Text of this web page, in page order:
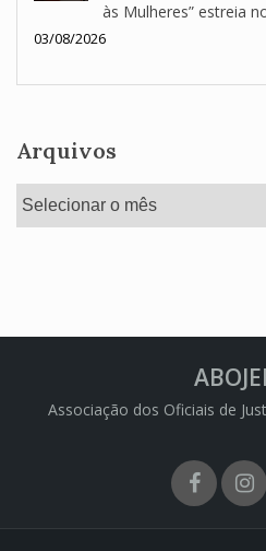
às Mulheres” estreia
03/08/2026
Arquivos
Arquivos
Associação dos Oficiais de